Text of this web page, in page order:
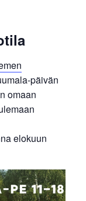
päivän
omaan
elokuun